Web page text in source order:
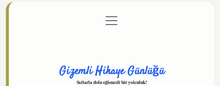
Gizlilik Politikası
menüyü
aç
Gizemli Hikaye Günlüğü
Sırlarla dolu eğlenceli bir yolculuk!